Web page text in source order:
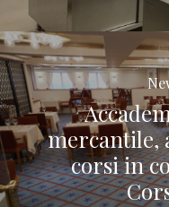
mercantile,
corsi in